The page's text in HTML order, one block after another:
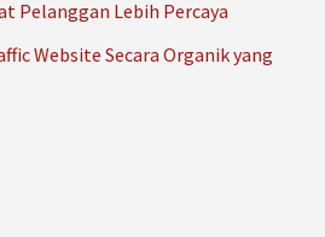
Pelanggan Lebih Percaya
Website Secara Organik yang